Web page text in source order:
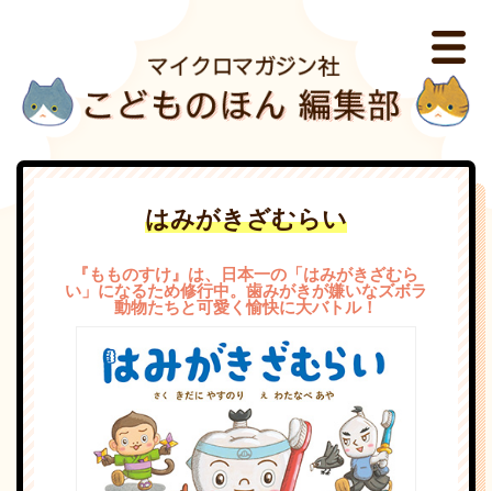
はみがきざむらい
『もものすけ』は、日本一の「はみがきざむら
い」になるため修行中。歯みがきが嫌いなズボラ
動物たちと可愛く愉快に大バトル！